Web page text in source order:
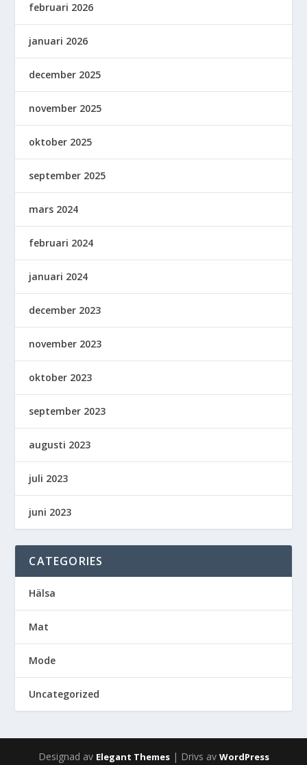
februari 2026
januari 2026
december 2025
november 2025
oktober 2025
september 2025
mars 2024
februari 2024
januari 2024
december 2023
november 2023
oktober 2023
september 2023
augusti 2023
juli 2023
juni 2023
CATEGORIES
Hälsa
Mat
Mode
Uncategorized
Designad av Elegant Themes| Drivs av WordPress